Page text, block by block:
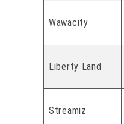
Wawacity
Liberty Land
Streamiz